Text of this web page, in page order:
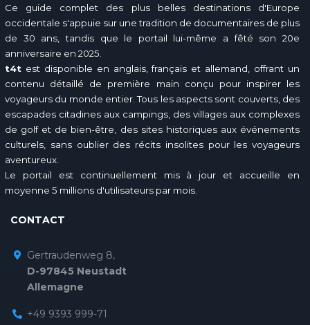
Ce guide complet des plus belles destinations d'Europe
occidentale s'appuie sur une tradition de documentaires de plus
de 30 ans, tandis que le portail lui-même a fêté son 20e
anniversaire en 2025.
t4t est disponible en anglais, français et allemand, offrant un
contenu détaillé de première main conçu pour inspirer les
voyageurs du monde entier. Tous les aspects sont couverts, des
escapades citadines aux campings, des villages aux complexes
de golf et de bien-être, des sites historiques aux événements
culturels, sans oublier des récits insolites pour les voyageurs
aventureux.
Le portail est continuellement mis à jour et accueille en
moyenne 5 millions d'utilisateurs par mois.
CONTACT
Gertraudenweg 8,
D-97845 Neustadt
Allemagne
+49 9393 999-71